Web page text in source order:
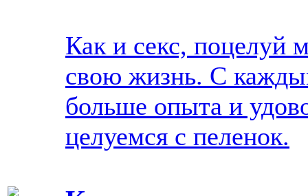
Как и секс, поцелуй
свою жизнь. С
больше опыта и
целуемся с пеленок.